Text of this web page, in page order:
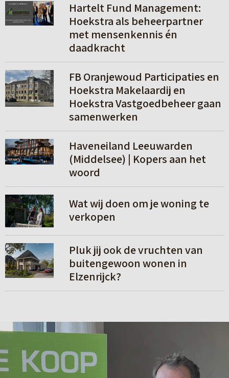
e
r
e
e
e
Hartelt Fund Management:
Hoekstra als beheerpartner
met mensenkennis én
daadkracht
L
e
e
e
e
r
FB Oranjewoud Participaties en
Hoekstra Makelaardij en
Hoekstra Vastgoedbeheer gaan
samenwerken
L
e
s
m
e
e
r
Haveneiland Leeuwarden
(Middelsee) | Kopers aan het
woord
L
e
e
s
m
e
e
Wat wij doen om je woning te
verkopen
L
e
e
s
r
Pluk jij ook de vruchten van
buitengewoon wonen in
Elzenrijck?